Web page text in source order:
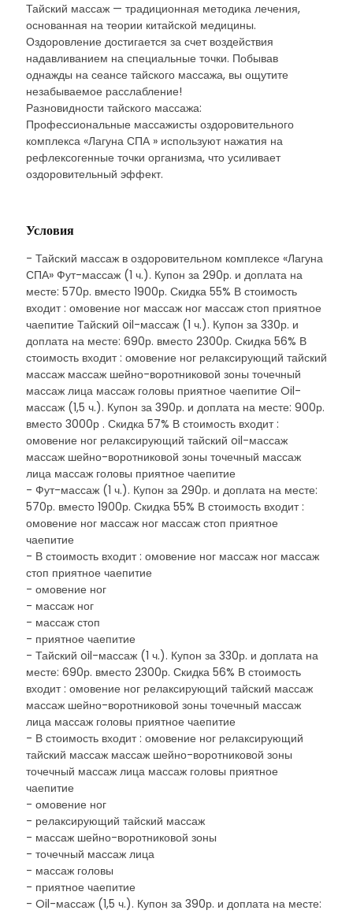
Тайский массаж — традиционная методика лечения,
основанная на теории китайской медицины.
Оздоровление достигается за счет воздействия
надавливанием на специальные точки. Побывав
однажды на сеансе тайского массажа, вы ощутите
незабываемое расслабление!
Разновидности тайского массажа:
Профессиональные массажисты оздоровительного
комплекса «Лагуна СПА » используют нажатия на
рефлексогенные точки организма, что усиливает
оздоровительный эффект.
Условия
- Тайский массаж в оздоровительном комплексе «Лагуна
СПА» Фут-массаж (1 ч.). Купон за 290р. и доплата на
месте: 570р. вместо 1900р. Скидка 55% В стоимость
входит : омовение ног массаж ног массаж стоп приятное
чаепитие Тайский oil-массаж (1 ч.). Купон за 330р. и
доплата на месте: 690р. вместо 2300р. Скидка 56% В
стоимость входит : омовение ног релаксирующий тайский
массаж массаж шейно-воротниковой зоны точечный
массаж лица массаж головы приятное чаепитие Oil-
массаж (1,5 ч.). Купон за 390р. и доплата на месте: 900р.
вместо 3000р . Скидка 57% В стоимость входит :
омовение ног релаксирующий тайский oil-массаж
массаж шейно-воротниковой зоны точечный массаж
лица массаж головы приятное чаепитие
- Фут-массаж (1 ч.). Купон за 290р. и доплата на месте:
570р. вместо 1900р. Скидка 55% В стоимость входит :
омовение ног массаж ног массаж стоп приятное
чаепитие
- В стоимость входит : омовение ног массаж ног массаж
стоп приятное чаепитие
- омовение ног
- массаж ног
- массаж стоп
- приятное чаепитие
- Тайский oil-массаж (1 ч.). Купон за 330р. и доплата на
месте: 690р. вместо 2300р. Скидка 56% В стоимость
входит : омовение ног релаксирующий тайский массаж
массаж шейно-воротниковой зоны точечный массаж
лица массаж головы приятное чаепитие
- В стоимость входит : омовение ног релаксирующий
тайский массаж массаж шейно-воротниковой зоны
точечный массаж лица массаж головы приятное
чаепитие
- омовение ног
- релаксирующий тайский массаж
- массаж шейно-воротниковой зоны
- точечный массаж лица
- массаж головы
- приятное чаепитие
- Oil-массаж (1,5 ч.). Купон за 390р. и доплата на месте: